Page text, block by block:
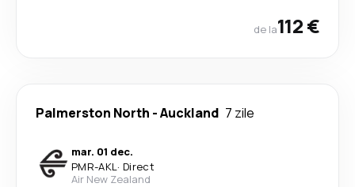
de la112 €
Palmerston North -Auckland 7 zile
mar. 01 dec.
PMR-AKL· Direct
Air New Zealand